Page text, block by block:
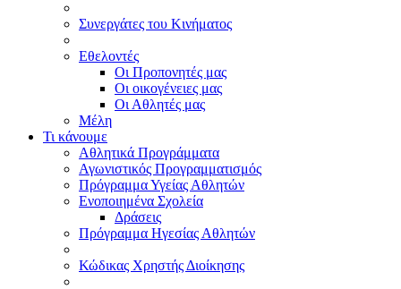
Συνεργάτες του Κινήματος
Εθελοντές
Οι Προπονητές μας
Οι οικογένειες μας
Οι Αθλητές μας
Μέλη
Τι κάνουμε
Αθλητικά Προγράμματα
Αγωνιστικός Προγραμματισμός
Πρόγραμμα Υγείας Αθλητών
Ενοποιημένα Σχολεία
Δράσεις
Πρόγραμμα Ηγεσίας Αθλητών
Κώδικας Χρηστής Διοίκησης